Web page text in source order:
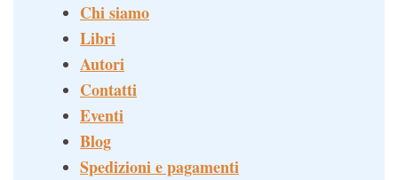
Chi siamo
Libri
Autori
Contatti
Eventi
Blog
Spedizioni e pagamenti